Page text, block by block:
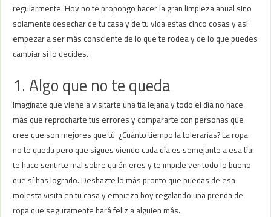
regularmente. Hoy no te propongo hacer la gran limpieza anual sino
solamente desechar de tu casa y de tu vida estas cinco cosas y así
empezar a ser más consciente de lo que te rodea y de lo que puedes
cambiar si lo decides.
1. Algo que no te queda
Imagínate que viene a visitarte una tía lejana y todo el día no hace
más que reprocharte tus errores y compararte con personas que
cree que son mejores que tú. ¿Cuánto tiempo la tolerarías? La ropa
no te queda pero que sigues viendo cada día es semejante a esa tía:
te hace sentirte mal sobre quién eres y te impide ver todo lo bueno
que sí has logrado. Deshazte lo más pronto que puedas de esa
molesta visita en tu casa y empieza hoy regalando una prenda de
ropa que seguramente hará feliz a alguien más.